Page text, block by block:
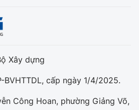
Xây dựng
BVHTTDL, cấp ngày 1/4/2025.
Công Hoan, phường Giảng Võ,